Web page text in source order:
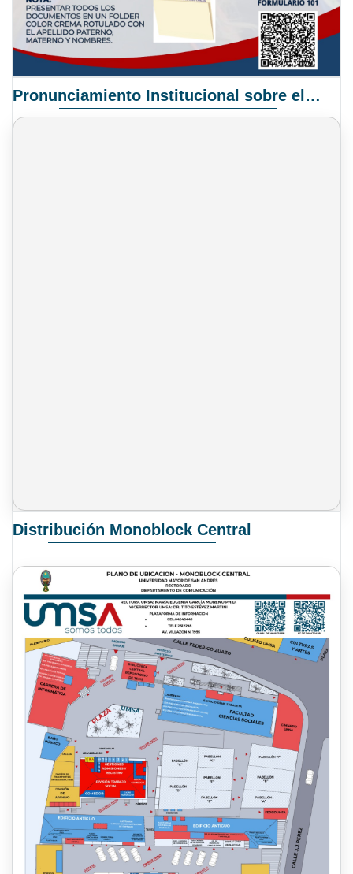
Pronunciamiento Institucional sobre el Proyecto de Ley N° 068/2025-2026 C.S.
Distribución Monoblock Central